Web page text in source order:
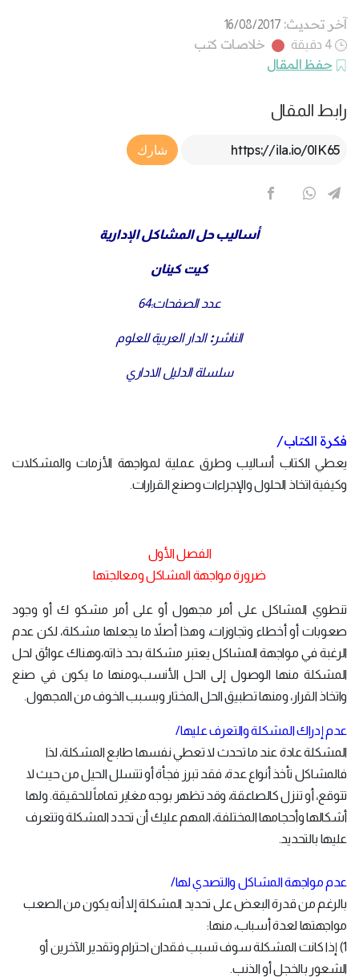
آخر تحديث: 16/08/2017
4 دقيقة
خلاصات كتب
حفظ المقال
رابط المقال
Article Link
شارك
أساليب حل المشاكل الإدارية
كيت كينان
عدد الصفحات:64
الناشر:الدار العربية للعلوم
سلسلة الدليل الاداري
فكرة الكتاب/
يعطي الكتاب أساليب وطرق عملية لمواجهة الأزمات والمشكلات
وكيفية اتخاذ الحلول والإجراءات وصنع القرارات.
الفصل الأول
ضرورة مواجهة المشاكل ومعالجتها
تنطوي المشاكل على أمر مجهول أو على أمر مشكو ك أو وجود
صعوبات أو أخطاء وتجاوزات، وهذا أصلاً ما يجعلها مشكلة، لكن عدم
الرغبة في مواجهة المشاكل يعتبر مشكلة بحد ذاته،وهناك عوائق لحل
المشكلة منها الوصول إلى الحل الأنسب،ومنها ما يكون في صنع
واتخاذ القرار، ومنها تطبيق الحل المختار وبسبب الخوف من المجهول.
عدم إدراك المشكلة والتعرف عليها/
المشكلة عادة عند ما تحدث لا تعطي نفسها طابع المشكلة، لذا
فالمشاكل تأخذ أنواع عدة، فقد تبرز فجأة أو تتسلل الحيل من حيث لا
تتوقع، أو تنزل كالصاعقة، وقد تظهر بوجه مغاير تماماً للحقيقة. ولها
أشكالها وأحجامها المختلفة، المهم عليك أن تحدد المشكلة وتتعرف
عليها بالتحديد.
عدم مواجهة المشاكل والتصدي لها/
بالرغم من قدرة البعض على تحديد المشكلة إلا أنه يكون من الصعب
مواجهتها لعدة أسباب، منها:
1) إذا كانت المشكلة سوف تسبب فقدان احترام وتقدير الآخرين أو
الشعور بالخجل أو الذنب.